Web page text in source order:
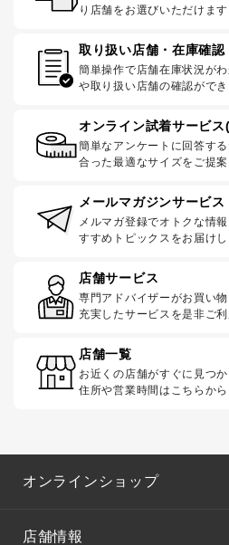
り店舗をお選びいただけます
取り扱い店舗・在庫確認
簡単操作で店舗在庫状況が
や取り扱い店舗の確認ができ
オンライン試着サービス
簡単なアンケートに回答す
合った最適なサイズをご提案
メールマガジンサービス
メルマガ登録でオトクな情
すすめトピックスをお届けし
店舗サービス
専門アドバイザーがお買い物
充実したサービスを是非ご利
店舗一覧
お近くの店舗がすぐに見つか
住所や営業時間はこちらから
オンラインショップ
店舗情報